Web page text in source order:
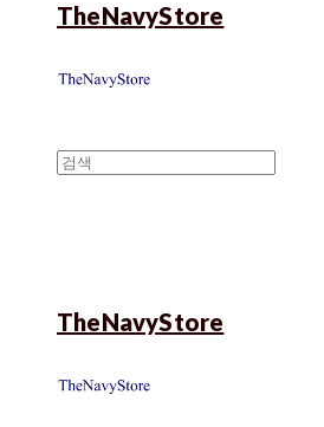
TheNavyStore
TheNavyStore